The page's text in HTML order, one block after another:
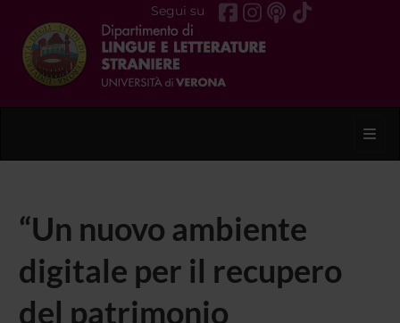
Segui su
“Un nuovo ambiente
digitale per il recupero
del patrimonio